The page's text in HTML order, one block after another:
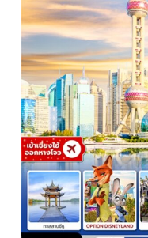
หน้าแรก
ทัวร์ต่างประเทศ
จัดกรุ๊ปต่างประเทศ
โปรไฟไหม้